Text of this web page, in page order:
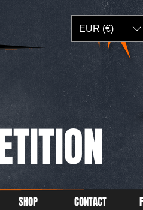
SHOP CONTACT
EUR (€)